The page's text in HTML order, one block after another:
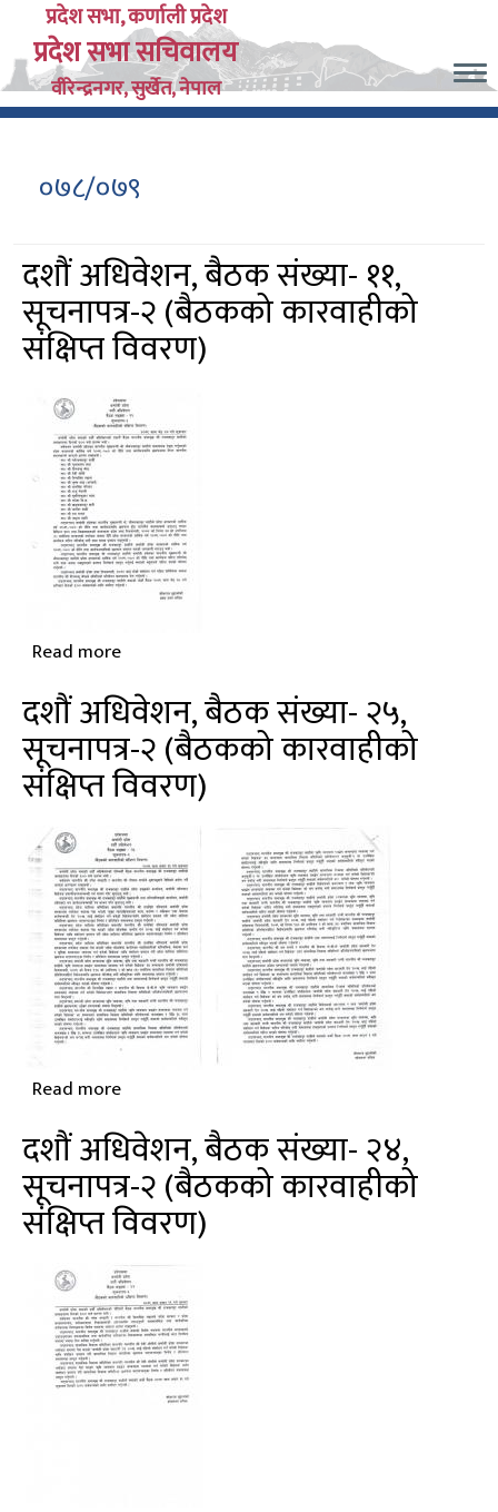
main
content
प्रदेश सभा, कर्णाली प्रदेश
प्रदेश सभा सचिवालय
वीरेन्द्रनगर, सुर्खेत, नेपाल
०७८/०७९
दशौं अधिवेशन, बैठक संख्या- ११,
सूचनापत्र-२ (बैठकको कारवाहीको
संक्षिप्त विवरण)
Read moreabout
अधिवेशन,
बैठक
संख्या-
सूचनापत्र-२
(बैठकको
कारवाहीको
संक्षिप्त
विवरण)
दशौं अधिवेशन, बैठक संख्या- २५,
सूचनापत्र-२ (बैठकको कारवाहीको
संक्षिप्त विवरण)
Read moreabout
अधिवेशन,
बैठक
संख्या-
सूचनापत्र-२
(बैठकको
कारवाहीको
संक्षिप्त
विवरण)
दशौं अधिवेशन, बैठक संख्या- २४,
सूचनापत्र-२ (बैठकको कारवाहीको
संक्षिप्त विवरण)